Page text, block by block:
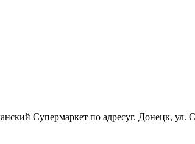
Супермаркет по адресуг. Донецк, ул.